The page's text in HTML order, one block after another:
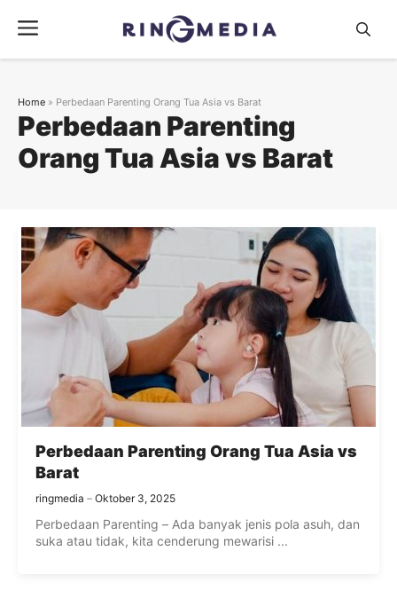
isi
Menu
Perbedaan Parenting
Orang Tua Asia vs Barat
Home » Perbedaan Parenting Orang Tua Asia vs Barat
Perbedaan Parenting Orang Tua Asia vs
Barat
ringmedia Oktober 3, 2025
Perbedaan Parenting – Ada banyak jenis pola asuh, dan
suka atau tidak, kita cenderung mewarisi ...